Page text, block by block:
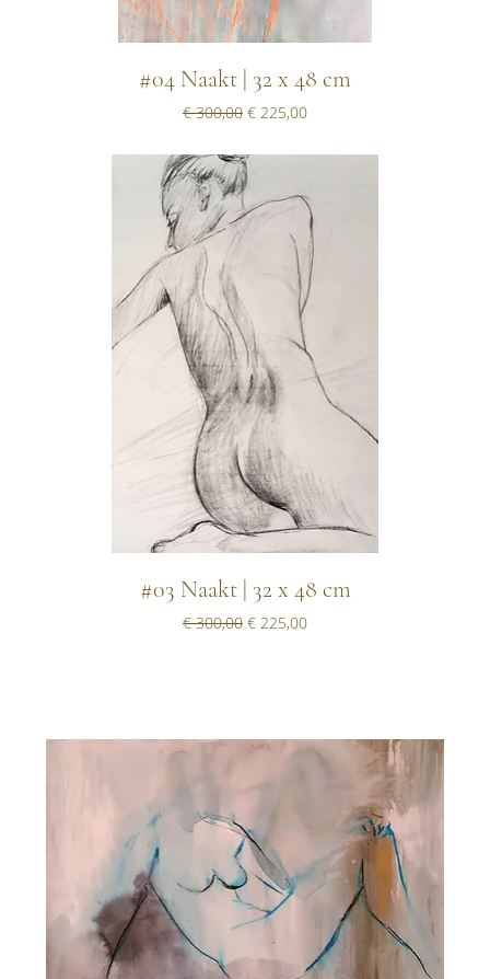
#04 Naakt | 32 x 48 cm
Normale prijs
€ 300,00 Verkoopprijs
€ 225,00
#03 Naakt | 32 x 48 cm
Normale prijs
€ 300,00 Verkoopprijs
€ 225,00